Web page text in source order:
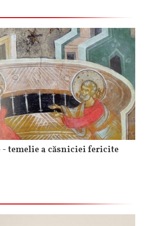
- temelie a căsniciei fericite